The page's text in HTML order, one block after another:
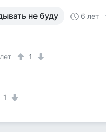
не буду 6 лет
1
1